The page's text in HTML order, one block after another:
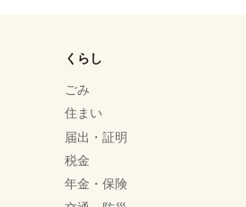
くらし
ごみ
住まい
届出・証明
税金
年金・保険